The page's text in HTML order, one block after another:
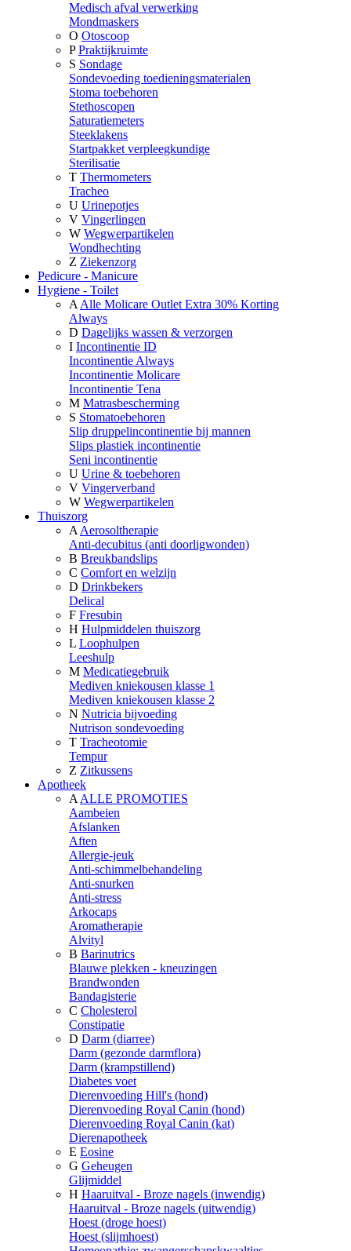
Medisch afval verwerking
Mondmaskers
O Otoscoop
P Praktijkruimte
S Sondage
Sondevoeding toedieningsmaterialen
Stoma toebehoren
Stethoscopen
Saturatiemeters
Steeklakens
Startpakket verpleegkundige
Sterilisatie
T Thermometers
Tracheo
U Urinepotjes
V Vingerlingen
W Wegwerpartikelen
Wondhechting
Z Ziekenzorg
Pedicure - Manicure
Hygiene - Toilet
A Alle Molicare Outlet Extra 30% Korting
Always
D Dagelijks wassen & verzorgen
I Incontinentie ID
Incontinentie Always
Incontinentie Molicare
Incontinentie Tena
M Matrasbescherming
S Stomatoebehoren
Slip druppelincontinentie bij mannen
Slips plastiek incontinentie
Seni incontinentie
U Urine & toebehoren
V Vingerverband
W Wegwerpartikelen
Thuiszorg
A Aerosoltherapie
Anti-decubitus (anti doorligwonden)
B Breukbandslips
C Comfort en welzijn
D Drinkbekers
Delical
F Fresubin
H Hulpmiddelen thuiszorg
L Loophulpen
Leeshulp
M Medicatiegebruik
Mediven kniekousen klasse 1
Mediven kniekousen klasse 2
N Nutricia bijvoeding
Nutrison sondevoeding
T Tracheotomie
Tempur
Z Zitkussens
Apotheek
A ALLE PROMOTIES
Aambeien
Afslanken
Aften
Allergie-jeuk
Anti-schimmelbehandeling
Anti-snurken
Anti-stress
Arkocaps
Aromatherapie
Alvityl
B Barinutrics
Blauwe plekken - kneuzingen
Brandwonden
Bandagisterie
C Cholesterol
Constipatie
D Darm (diarree)
Darm (gezonde darmflora)
Darm (krampstillend)
Diabetes voet
Dierenvoeding Hill's (hond)
Dierenvoeding Royal Canin (hond)
Dierenvoeding Royal Canin (kat)
Dierenapotheek
E Eosine
G Geheugen
Glijmiddel
H Haaruitval - Broze nagels (inwendig)
Haaruitval - Broze nagels (uitwendig)
Hoest (droge hoest)
Hoest (slijmhoest)